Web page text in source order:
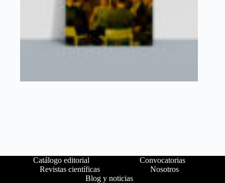
Catálogo editorial
Convocatorias
Revistas científicas
Nosotros
Blog y noticias